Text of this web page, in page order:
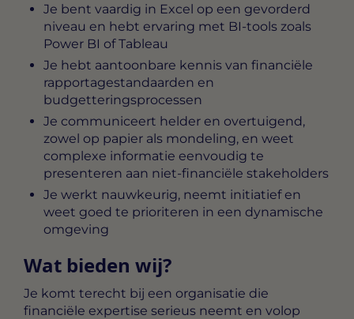
Je bent vaardig in Excel op een gevorderd
niveau en hebt ervaring met BI-tools zoals
Power BI of Tableau
Je hebt aantoonbare kennis van financiële
rapportagestandaarden en
budgetteringsprocessen
Je communiceert helder en overtuigend,
zowel op papier als mondeling, en weet
complexe informatie eenvoudig te
presenteren aan niet-financiële stakeholders
Je werkt nauwkeurig, neemt initiatief en
weet goed te prioriteren in een dynamische
omgeving
Wat bieden wij?
Je komt terecht bij een organisatie die
financiële expertise serieus neemt en volop